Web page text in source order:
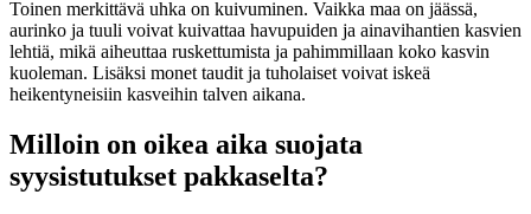
Toinen merkittävä uhka on kuivuminen. Vaikka maa on jäässä,
aurinko ja tuuli voivat kuivattaa havupuiden ja ainavihantien kasvien
lehtiä, mikä aiheuttaa ruskettumista ja pahimmillaan koko kasvin
kuoleman. Lisäksi monet taudit ja tuholaiset voivat iskeä
heikentyneisiin kasveihin talven aikana.
Milloin on oikea aika suojata
syysistutukset pakkaselta?